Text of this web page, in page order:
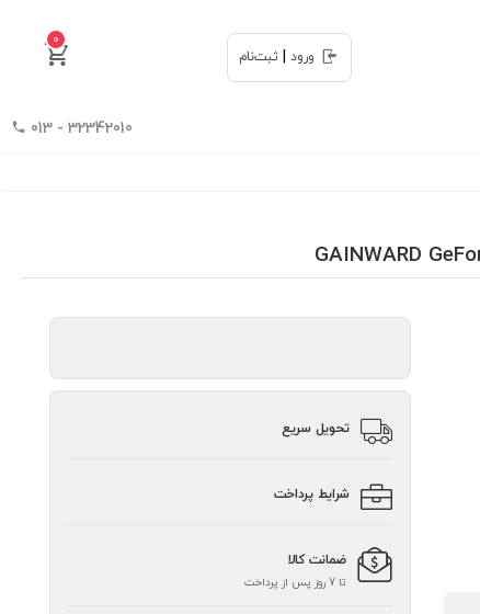
0
ورود
ثبت‌نام
32342010 - 013
تحویل سریع
شرایط پرداخت
ضمانت کالا
تا 7 روز پس از پرداخت